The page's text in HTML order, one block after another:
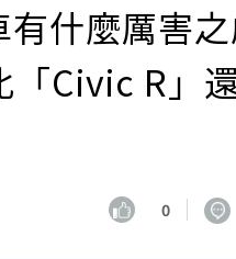
什麼厲害之
Civic R」
0